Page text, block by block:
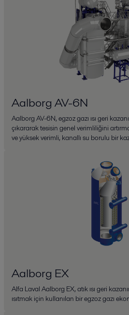
Aalborg AV-6N
Aalborg AV-6N, egzoz gazı ısı geri
çıkararak tesisin genel verimliliğini
ve yüksek verimli, kanallı su borulu bir
Aalborg EX
Alfa Laval Aalborg EX, atık ısı geri
ısıtmak için kullanılan bir egzoz gazı